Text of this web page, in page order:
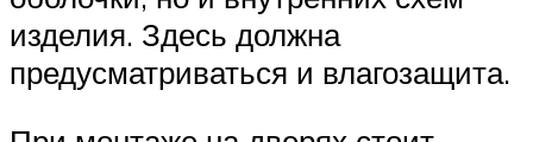
изделия. Здесь должна
предусматриваться и влагозащита.